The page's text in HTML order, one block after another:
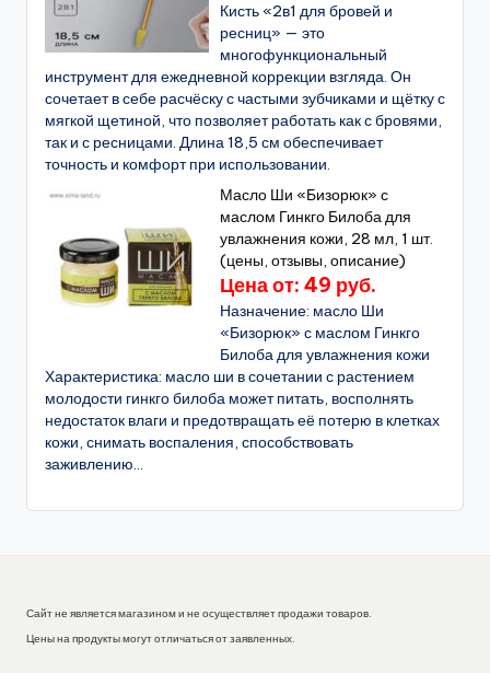
Кисть «2в1 для бровей и
ресниц» — это
многофункциональный
инструмент для ежедневной коррекции взгляда. Он
сочетает в себе расчёску с частыми зубчиками и щётку с
мягкой щетиной, что позволяет работать как с бровями,
так и с ресницами. Длина 18,5 см обеспечивает
точность и комфорт при использовании.
Масло Ши «Бизорюк» с
маслом Гинкго Билоба для
увлажнения кожи, 28 мл, 1 шт.
(цены, отзывы, описание)
Цена от: 49 руб.
Назначение: масло Ши
«Бизорюк» с маслом Гинкго
Билоба для увлажнения кожи
Характеристика: масло ши в сочетании с растением
молодости гинкго билоба может питать, восполнять
недостаток влаги и предотвращать её потерю в клетках
кожи, снимать воспаления, способствовать
заживлению...
Сайт не является магазином и не осуществляет продажи товаров.
Цены на продукты могут отличаться от заявленных.